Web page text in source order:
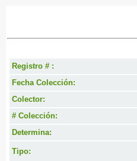
Registro # :
Fecha Colección:
Colector:
# Colección:
Determina:
Tipo: